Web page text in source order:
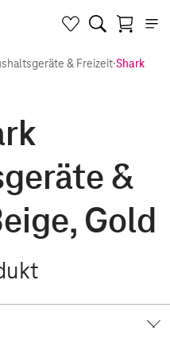
& Freizeit·Shark
&
Gold